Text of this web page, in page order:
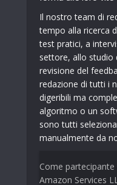
Il nostro team di
tempo alla ricerca
test pratici, a
settore, allo studio
revisione del
redazione di tutti i
digeribili ma
algoritmo o un
sono tutti
manualmente da
Come
Amazon Services